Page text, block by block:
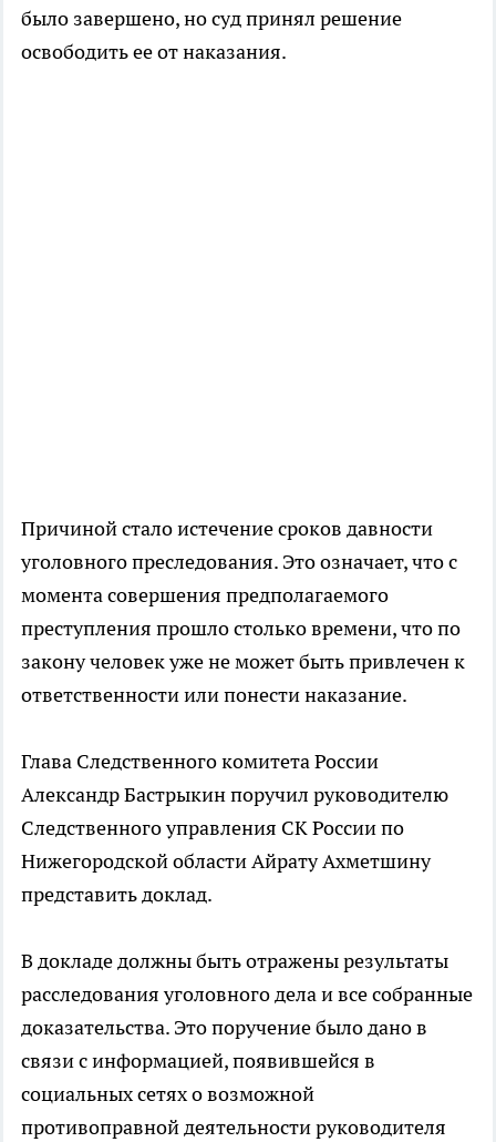
было завершено, но суд принял решение
освободить ее от наказания.
Причиной стало истечение сроков давности
уголовного преследования. Это означает, что с
момента совершения предполагаемого
преступления прошло столько времени, что по
закону человек уже не может быть привлечен к
ответственности или понести наказание.
Глава Следственного комитета России
Александр Бастрыкин поручил руководителю
Следственного управления СК России по
Нижегородской области Айрату Ахметшину
представить доклад.
В докладе должны быть отражены результаты
расследования уголовного дела и все собранные
доказательства. Это поручение было дано в
связи с информацией, появившейся в
социальных сетях о возможной
противоправной деятельности руководителя